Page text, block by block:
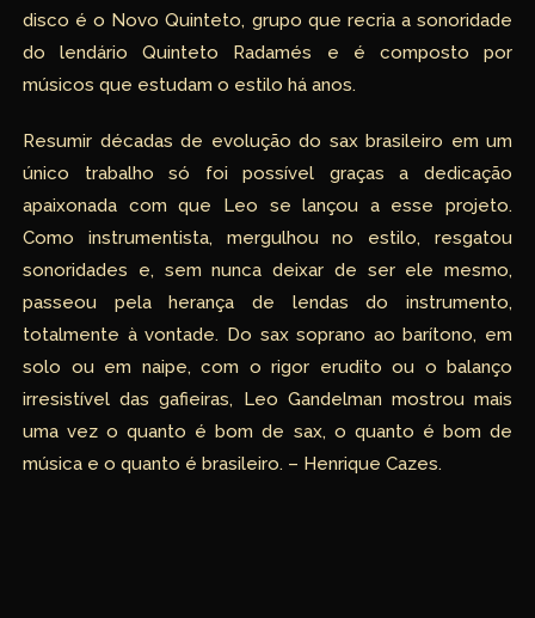
disco é o Novo Quinteto, grupo que recria a sonoridade
do lendário Quinteto Radamés e é composto por
músicos que estudam o estilo há anos.
Resumir décadas de evolução do sax brasileiro em um
único trabalho só foi possível graças a dedicação
apaixonada com que Leo se lançou a esse projeto.
Como instrumentista, mergulhou no estilo, resgatou
sonoridades e, sem nunca deixar de ser ele mesmo,
passeou pela herança de lendas do instrumento,
totalmente à vontade. Do sax soprano ao barítono, em
solo ou em naipe, com o rigor erudito ou o balanço
irresistível das gafieiras, Leo Gandelman mostrou mais
uma vez o quanto é bom de sax, o quanto é bom de
música e o quanto é brasileiro. – Henrique Cazes.